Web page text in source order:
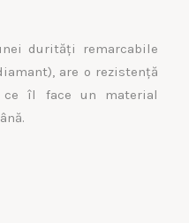
durități remarcabile
are o rezistență
ce îl face un material